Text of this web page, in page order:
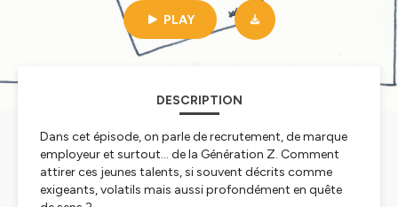
PLAY
DESCRIPTION
Dans cet épisode, on parle de recrutement, de marque
employeur et surtout… de la Génération Z. Comment
attirer ces jeunes talents, si souvent décrits comme
exigeants, volatils mais aussi profondément en quête